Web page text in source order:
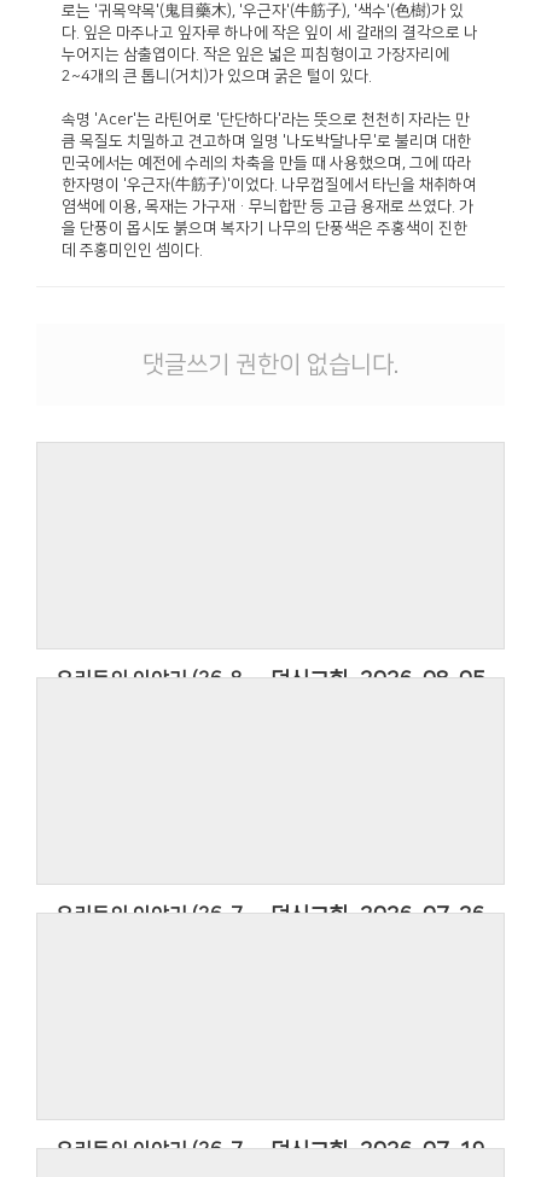
로는 '귀목약목'(鬼目藥木), '우근자'(牛筋子), '색수'(色樹)가 있
다. 잎은 마주나고 잎자루 하나에 작은 잎이 세 갈래의 결각으로 나
누어지는 삼출엽이다. 작은 잎은 넓은 피침형이고 가장자리에
2~4개의 큰 톱니(거치)가 있으며 굵은 털이 있다.
속명 'Acer'는 라틴어로 '단단하다'라는 뜻으로 천천히 자라는 만
큼 목질도 치밀하고 견고하며 일명 '나도박달나무'로 불리며 대한
민국에서는 예전에 수레의 차축을 만들 때 사용했으며, 그에 따라
한자명이 '우근자(牛筋子)'이었다. 나무껍질에서 타닌을 채취하여
염색에 이용, 목재는 가구재·무늬합판 등 고급 용재로 쓰였다. 가
을 단풍이 몹시도 붉으며 복자기 나무의 단풍색은 주홍색이 진한
데 주홍미인인 셈이다.
댓글쓰기 권한이 없습니다.
우리들의 이야기 (26. 8. 2.) 2026-08-05
덕신교회
길입니다.
우리들의 이야기 (26. 7. 26.) 2026-07-26
덕신교회
길입니다.
우리들의 이야기 (26. 7. 19.) 2026-07-19
덕신교회